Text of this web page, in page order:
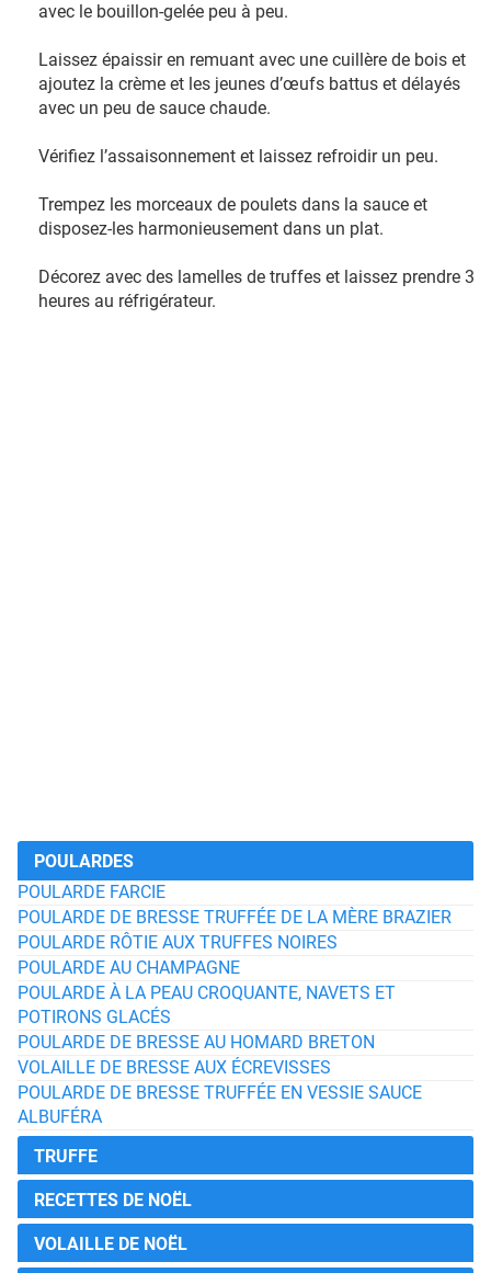
avec le bouillon-gelée peu à peu.
Laissez épaissir en remuant avec une cuillère de bois et
ajoutez la crème et les jeunes d’œufs battus et délayés
avec un peu de sauce chaude.
Vérifiez l’assaisonnement et laissez refroidir un peu.
Trempez les morceaux de poulets dans la sauce et
disposez-les harmonieusement dans un plat.
Décorez avec des lamelles de truffes et laissez prendre 3
heures au réfrigérateur.
POULARDES
POULARDE FARCIE
POULARDE DE BRESSE TRUFFÉE DE LA MÈRE BRAZIER
POULARDE RÔTIE AUX TRUFFES NOIRES
POULARDE AU CHAMPAGNE
POULARDE À LA PEAU CROQUANTE, NAVETS ET
POTIRONS GLACÉS
POULARDE DE BRESSE AU HOMARD BRETON
VOLAILLE DE BRESSE AUX ÉCREVISSES
POULARDE DE BRESSE TRUFFÉE EN VESSIE SAUCE
ALBUFÉRA
TRUFFE
RECETTES DE NOËL
VOLAILLE DE NOËL